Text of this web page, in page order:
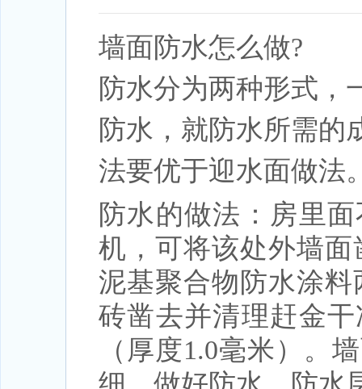
墙面防水怎么做?
防水分为两种形式，
防水，就防水所需的
法要优于迎水面做法
防水的做法：房里
机，可将该处外墙
泥基聚合物防水涂
砖凿去并清理赶金
（厚度1.0毫米）。